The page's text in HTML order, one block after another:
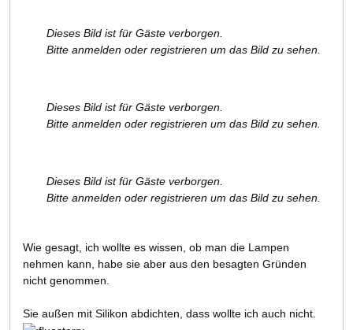
Dieses Bild ist für Gäste verborgen.
Bitte anmelden oder registrieren um das Bild zu sehen.
Dieses Bild ist für Gäste verborgen.
Bitte anmelden oder registrieren um das Bild zu sehen.
Dieses Bild ist für Gäste verborgen.
Bitte anmelden oder registrieren um das Bild zu sehen.
Wie gesagt, ich wollte es wissen, ob man die Lampen
nehmen kann, habe sie aber aus den besagten Gründen
nicht genommen.
Sie außen mit Silikon abdichten, dass wollte ich auch nicht.